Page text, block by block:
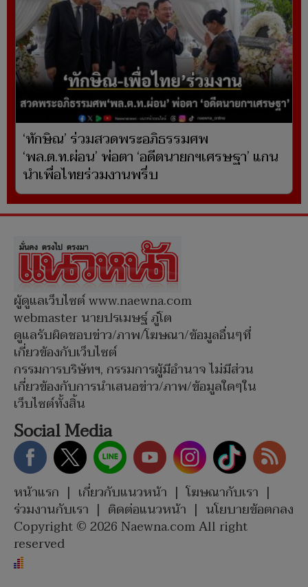
‘ทักษิณ’ ร่วมสวดพระอภิธรรมศพ
‘พล.ต.ท.ผ่อน’ พ่อตา ‘อดีตนายกฯเศรษฐา’ แกน
นำเพื่อไทยร่วมงานพรึ่บ
ผู้ดูแลเว็บไซต์ www.naewna.com
webmaster นายปรเมษฐ์ ภู่โต
ดูแลรับผิดชอบข่าว/ภาพ/โฆษณา/ข้อมูลอื่นๆที่
เกี่ยวข้องกับเว็บไซต์
กรรมการบริษัทฯ, กรรมการผู้มีอำนาจ ไม่มีส่วน
เกี่ยวข้องกับการนำเสนอข่าว/ภาพ/ข้อมูลใดๆใน
เว็บไซต์ทั้งสิ้น
Social Media
หน้าแรก | เกี่ยวกับแนวหน้า | โฆษณากับเรา |
ร่วมงานกับเรา | ติดต่อแนวหน้า | นโยบายข้อตกลง
Copyright © 2026 Naewna.com All right
reserved